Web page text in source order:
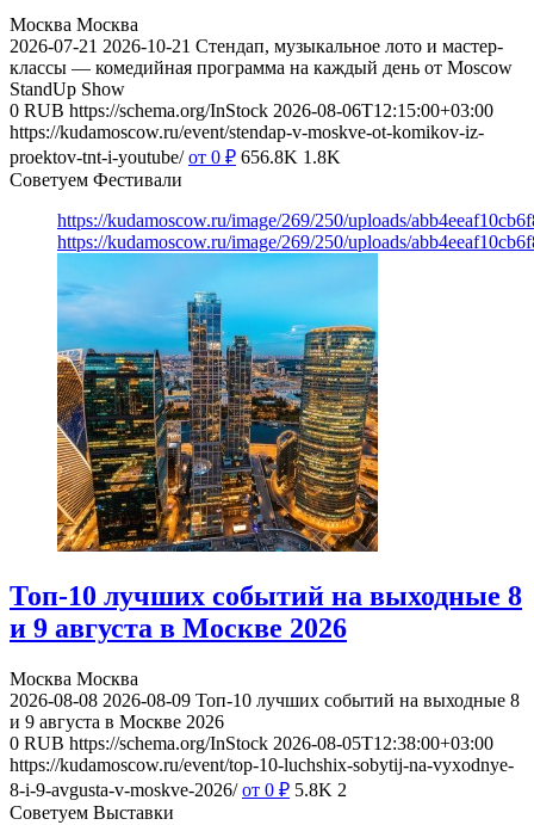
Москва Москва
2026-07-21 2026-10-21 Стендап, музыкальное лото и мастер-
классы — комедийная программа на каждый день от Moscow
StandUp Show
0 RUB https://schema.org/InStock 2026-08-06T12:15:00+03:00
https://kudamoscow.ru/event/stendap-v-moskve-ot-komikov-iz-
proektov-tnt-i-youtube/ от 0 ₽ 656.8K 1.8K
Советуем Фестивали
https://kudamoscow.ru/image/269/250/uploads/
https://kudamoscow.ru/image/269/250/uploads/
Топ-10 лучших событий на выходные 8
и 9 августа в Москве 2026
Москва Москва
2026-08-08 2026-08-09 Топ-10 лучших событий на выходные 8
и 9 августа в Москве 2026
0 RUB https://schema.org/InStock 2026-08-05T12:38:00+03:00
https://kudamoscow.ru/event/top-10-luchshix-sobytij-na-vyxodnye-
8-i-9-avgusta-v-moskve-2026/ от 0 ₽ 5.8K 2
Советуем Выставки